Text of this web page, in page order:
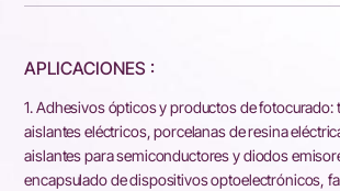
APLICACIONES :
1. Adhesivos ópticos y productos de fotocurado:
aislantes eléctricos, porcelanas de resina
aislantes para semiconductores y diodos
encapsulado de dispositivos optoelectrónicos,